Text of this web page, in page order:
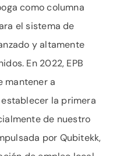
como columna
el sistema de
y altamente
En 2022, EPB
mantener a
la primera
de nuestro
por Qubitekk,